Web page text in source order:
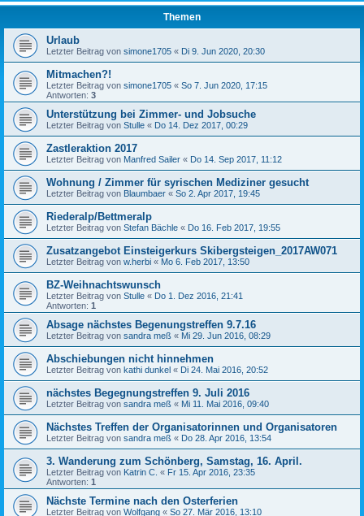
Themen
Urlaub
Letzter Beitrag von simone1705 « Di 9. Jun 2020, 20:30
Mitmachen?!
Letzter Beitrag von simone1705 « So 7. Jun 2020, 17:15
Antworten: 3
Unterstützung bei Zimmer- und Jobsuche
Letzter Beitrag von Stulle « Do 14. Dez 2017, 00:29
Zastleraktion 2017
Letzter Beitrag von Manfred Sailer « Do 14. Sep 2017, 11:12
Wohnung / Zimmer für syrischen Mediziner gesucht
Letzter Beitrag von Blaumbaer « So 2. Apr 2017, 19:45
Riederalp/Bettmeralp
Letzter Beitrag von Stefan Bächle « Do 16. Feb 2017, 19:55
Zusatzangebot Einsteigerkurs Skibergsteigen_2017AW071
Letzter Beitrag von w.herbi « Mo 6. Feb 2017, 13:50
BZ-Weihnachtswunsch
Letzter Beitrag von Stulle « Do 1. Dez 2016, 21:41
Antworten: 1
Absage nächstes Begenungstreffen 9.7.16
Letzter Beitrag von sandra meß « Mi 29. Jun 2016, 08:29
Abschiebungen nicht hinnehmen
Letzter Beitrag von kathi dunkel « Di 24. Mai 2016, 20:52
nächstes Begegnungstreffen 9. Juli 2016
Letzter Beitrag von sandra meß « Mi 11. Mai 2016, 09:40
Nächstes Treffen der Organisatorinnen und Organisatoren
Letzter Beitrag von sandra meß « Do 28. Apr 2016, 13:54
3. Wanderung zum Schönberg, Samstag, 16. April.
Letzter Beitrag von Katrin C. « Fr 15. Apr 2016, 23:35
Antworten: 1
Nächste Termine nach den Osterferien
Letzter Beitrag von Wolfgang « So 27. Mär 2016, 13:10